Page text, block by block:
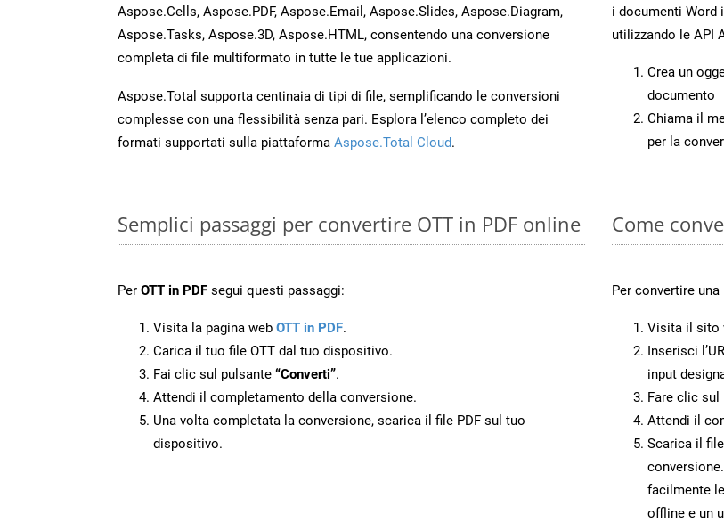
Aspose.Cells, Aspose.PDF, Aspose.Email, Aspose.Slides, Aspose.Diagram,
Aspose.Tasks, Aspose.3D, Aspose.HTML, consentendo una conversione
completa di file multiformato in tutte le tue applicazioni.
Aspose.Total supporta centinaia di tipi di file, semplificando le conversioni
complesse con una flessibilità senza pari. Esplora l’elenco completo dei
formati supportati sulla piattaforma Aspose.Total Cloud.
i documenti Word
utilizzando le API
Crea un
documento
Chiama il
per la
Semplici passaggi per convertire OTT in PDF online
Per OTT in PDF segui questi passaggi:
Visita la pagina web OTT in PDF.
Carica il tuo file OTT dal tuo dispositivo.
Fai clic sul pulsante “Converti”.
Attendi il completamento della conversione.
Una volta completata la conversione, scarica il file PDF sul tuo
dispositivo.
Come
Per convertire
Visita il sito
Inserisci
input
Fare clic sul
Attendi il
Scarica il
facilmente
offline e un